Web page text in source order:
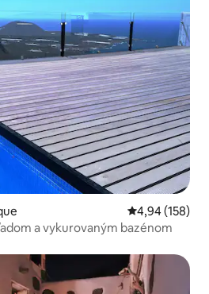
Priemerné
4,94 (158)
a vykurovaným bazénom